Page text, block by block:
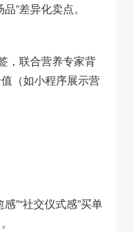
”差异化卖点。
，联合营养专家背
（如小程序展示营
”“社交仪式感”买单